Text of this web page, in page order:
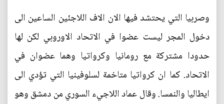
وصربيا التي يحتشد فيها الان الاف اللاجئين الساعين الى
دخول المجر ليست عضوا في الاتحاد الاوروبي لكن لها
حدودا مشتركة مع رومانيا وكرواتيا وهما عضوان في
الاتحاد. كما ان كرواتيا متاخمة لسلوفينيا التي تؤدي الى
ايطاليا والنمسا. وقال عماد اللاجيء السوري من دمشق وهو